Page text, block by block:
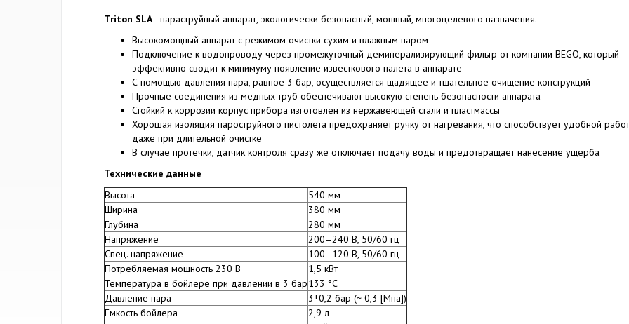
Triton SLA- параструйный аппарат, экологически безопасный, мощный, многоцелевого назначения.
Высокомощный аппарат с режимом очистки сухим и влажным паром
Подключение к водопроводу через промежуточный деминерализирующий фильтр от компании BEGO, который
эффективно сводит к минимуму появление известкового налета в аппарате
С помощью давления пара, равное 3 бар, осуществляется щадящее и тщательное очищение конструкций
Прочные соединения из медных труб обеспечивают высокую степень безопасности аппарата
Стойкий к коррозии корпус прибора изготовлен из нержавеющей стали и пластмассы
Хорошая изоляция пароструйного пистолета предохраняет ручку от нагревания, что способствует удобной
даже при длительной очистке
В случае протечки, датчик контроля сразу же отключает подачу воды и предотвращает нанесение ущерба
Технические данные
Высота
540 мм
Ширина
380 мм
Глубина
280 мм
Напряжение
200–240 В, 50/60 гц
Спец. напряжение
100–120 В, 50/60 гц
Потребляемая мощность 230 В
1,5 кВт
Температура в бойлере при давлении в 3 бар133 °C
Давление пара
3±0,2 бар (~ 0,3 [Мпа])
Емкость бойлера
2,9 л